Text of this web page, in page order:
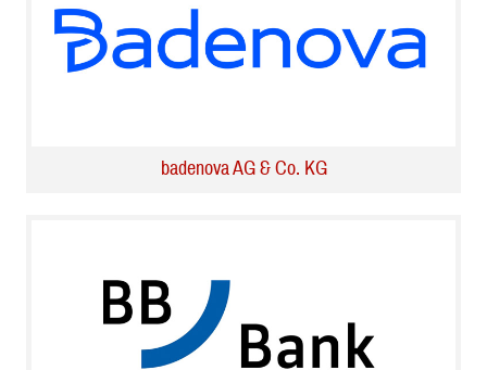
badenova AG & Co. KG